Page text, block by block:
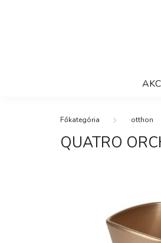
otthon
QUATRO